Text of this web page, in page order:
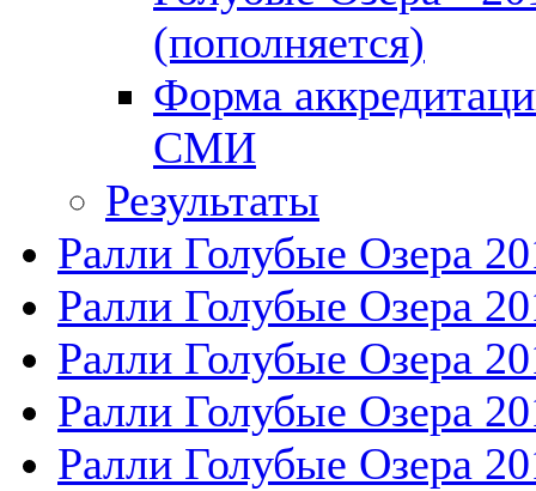
(пополняется)
Форма
СМИ
Результаты
Ралли Голубые Озера
Ралли Голубые Озера
Ралли Голубые Озера
Ралли Голубые Озера
Ралли Голубые Озера